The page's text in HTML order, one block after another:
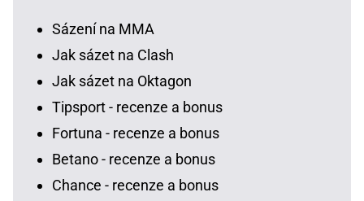
Sázení na MMA
Jak sázet na Clash
Jak sázet na Oktagon
Tipsport - recenze a bonus
Fortuna - recenze a bonus
Betano - recenze a bonus
Chance - recenze a bonus